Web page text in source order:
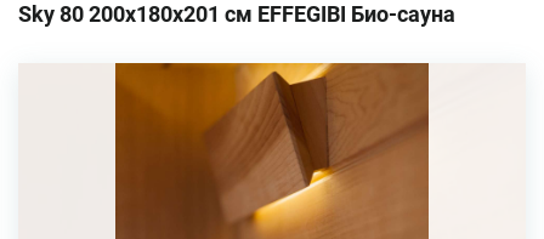
Sky 80 200x180x201 см EFFEGIBI Био-сауна